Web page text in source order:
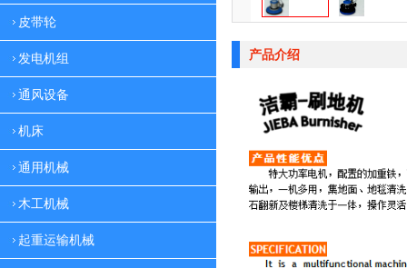
皮带轮
发电机组
通风设备
机床
通用机械
木工机械
起重运输机械
产品介绍